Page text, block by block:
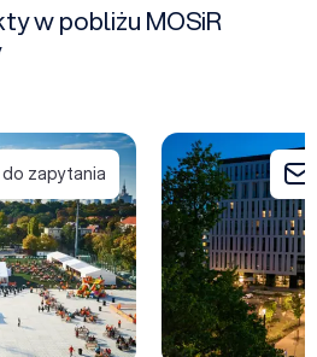
w pobliżu MOSiR
zapytania
Focus Hotel